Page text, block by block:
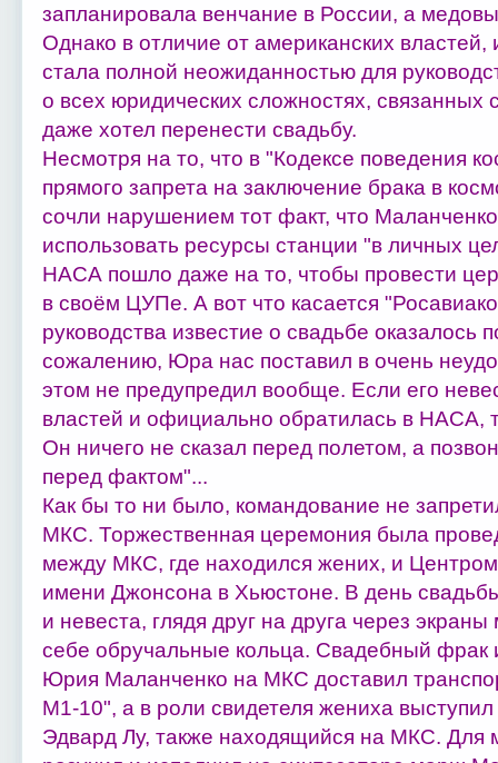
запланировала венчание в России, а
Однако в отличие от американских
стала полной неожиданностью для
о всех юридических сложностях, связанных
даже хотел перенести свадьбу.
Несмотря на то, что в "Кодексе поведения
прямого запрета на заключение брака в
сочли нарушением тот факт, что
использовать ресурсы станции "в личных
НАСА пошло даже на то, чтобы провести
в своём ЦУПе. А вот что касается
руководства известие о свадьбе оказалось
сожалению, Юра нас поставил в очень
этом не предупредил вообще. Если его
властей и официально обратилась в НАСА,
Он ничего не сказал перед полетом, а
перед фактом"...
Как бы то ни было, командование не
МКС. Торжественная церемония была
между МКС, где находился жених, и
имени Джонсона в Хьюстоне. В день
и невеста, глядя друг на друга через
себе обручальные кольца. Свадебный фрак
Юрия Маланченко на МКС доставил
М1-10", а в роли свидетеля жениха выступил
Эдвард Лу, также находящийся на МКС. Для